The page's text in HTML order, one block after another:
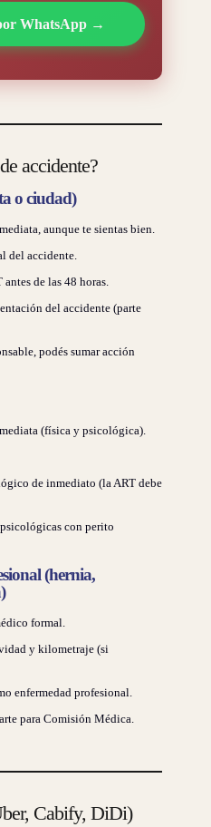
WhatsApp →
accidente?
o ciudad)
aunque te sientas bien.
del accidente.
de las 48 horas.
del accidente (parte
podés sumar acción
(física y psicológica).
de inmediato (la ART debe
con perito
(hernia,
formal.
y kilometraje (si
enfermedad profesional.
para Comisión Médica.
Cabify, DiDi)